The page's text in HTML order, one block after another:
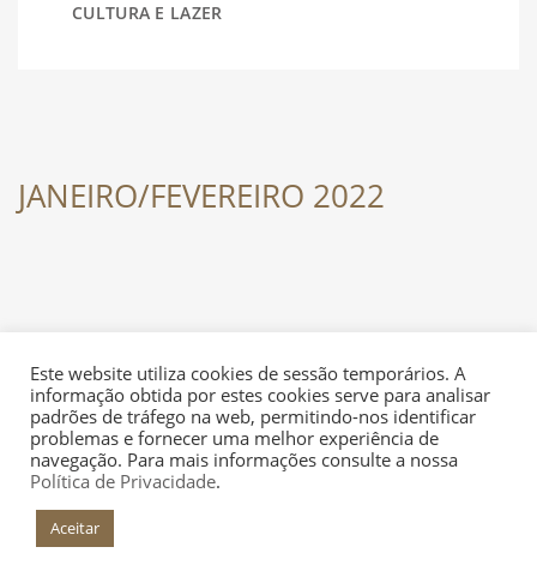
CULTURA E LAZER
FÉRIAS
JANEIRO/FEVEREIRO 2022
+INFO
Este website utiliza cookies de sessão temporários. A
informação obtida por estes cookies serve para analisar
padrões de tráfego na web, permitindo-nos identificar
problemas e fornecer uma melhor experiência de
navegação. Para mais informações consulte a nossa
Política de Privacidade.
Aceitar